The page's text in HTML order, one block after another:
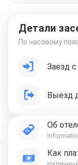
Детали
По часовому
Заезд
Выезд
Об
Как